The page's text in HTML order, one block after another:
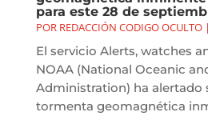
para este 28 de
POR REDACCIÓN CODIGO OCULTO|
El servicio Alerts, watches
NOAA (National Oceanic
Administration) ha alertado
tormenta geomagnética